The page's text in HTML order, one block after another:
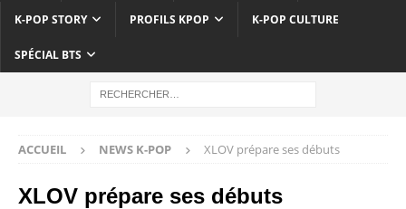
K-POP STORY PROFILS KPOP K-POP CULTURE
SPÉCIAL BTS
ACCUEIL NEWS K-POP XLOV prépare ses débuts
XLOV prépare ses débuts